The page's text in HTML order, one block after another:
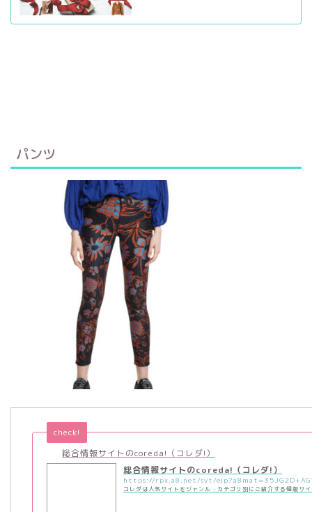
パンツ
総合情報サイトのcoreda!（コレダ!）
check!
総合情報サイトのcoreda!（コレダ!）
コレダは人気サイトをジャンル・カテゴリ別にご紹介する情報サ